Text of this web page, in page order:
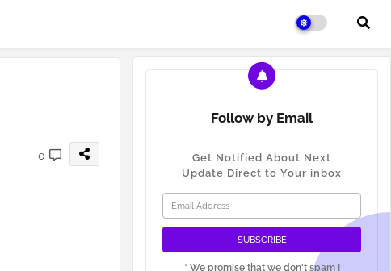
0
Follow by Email
Get Notified About Next
Update Direct to Your inbox
* We promise that we don't spam !